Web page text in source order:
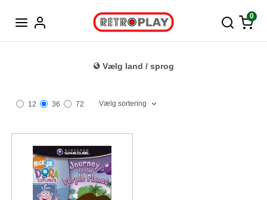
0
Vælg land / sprog
12 36 72 Vælg sortering